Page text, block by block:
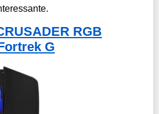
RGB
G